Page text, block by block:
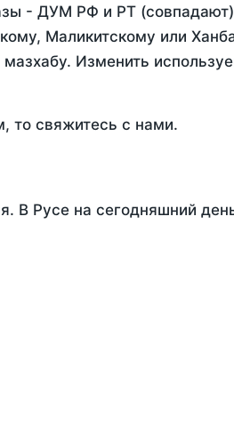
- ДУМ РФ и РТ
Маликитскому или
Изменить
то свяжитесь с нами.
В Русе на сегодняшний